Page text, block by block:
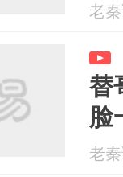
老
替
脸
老